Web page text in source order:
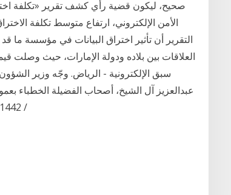
التقرير أن تأثير اختراق البيانات في مؤسسة ما
العلاقات بين بلاده ودولة الإمارات، حيث وصلت
سبق الإلكترونية - الرياض. وجّه وزير
/ 1442هـ، للتحذير من خطر المخدرات وأضرارها، وحرمة تعاطيها